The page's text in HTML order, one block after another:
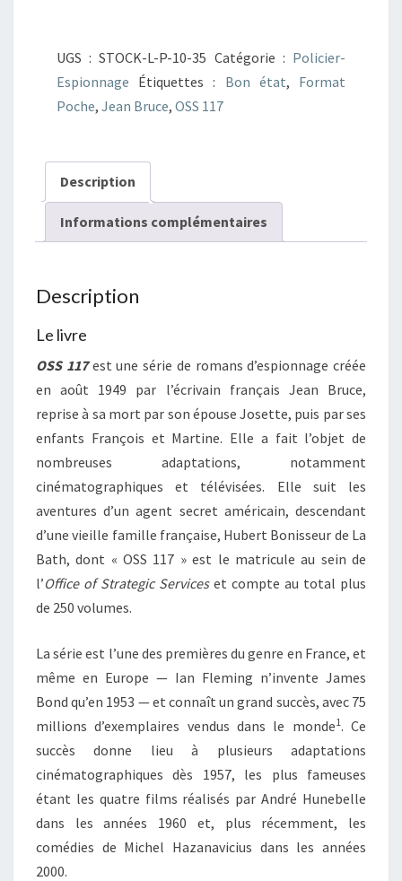
Traitrise
à
Venise
UGS :STOCK-L-P-10-35 Catégorie : Policier-
Espionnage Étiquettes : Bon état, Format
Poche, Jean Bruce, OSS 117
Description
Informations complémentaires
Description
Le livre
OSS 117est une série de romans d’espionnage créée
en août 1949 par l’écrivain français Jean Bruce,
reprise à sa mort par son épouse Josette, puis par ses
enfants François et Martine. Elle a fait l’objet de
nombreuses adaptations, notamment
cinématographiques et télévisées. Elle suit les
aventures d’un agent secret américain, descendant
d’une vieille famille française, Hubert Bonisseur de La
Bath, dont « OSS 117 » est le matricule au sein de
l’Office of Strategic Serviceset compte au total plus
de 250 volumes.
La série est l’une des premières du genre en France, et
même en Europe — Ian Fleming n’invente James
Bond qu’en 1953 — et connaît un grand succès, avec 75
millions d’exemplaires vendus dans le monde1. Ce
succès donne lieu à plusieurs adaptations
cinématographiques dès 1957, les plus fameuses
étant les quatre films réalisés par André Hunebelle
dans les années 1960 et, plus récemment, les
comédies de Michel Hazanavicius dans les années
2000.